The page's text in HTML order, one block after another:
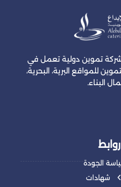
تموين دولية تعمل في
للمواقع البرية، البحرية،
البناء.
روابط
الجودة